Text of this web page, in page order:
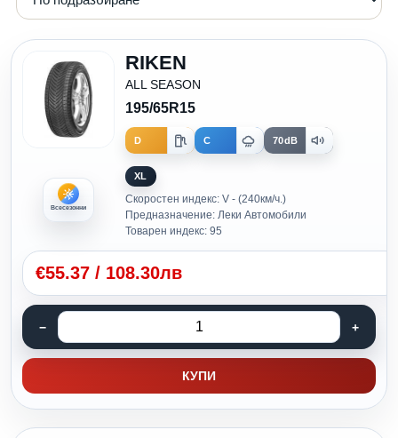
Всесезонни
RIKEN
ALL SEASON
195/65R15
D C 70dB
XL
Скоростен индекс: V - (240км/ч.)
Предназначение: Леки Автомобили
Товарен индекс: 95
€55.37 / 108.30лв
КУПИ